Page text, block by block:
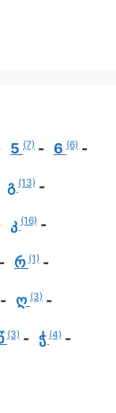
5 (7) 6 (6)
გ (13)
კ (16)
რ (1)
ღ (3)
(3) ჭ (4)